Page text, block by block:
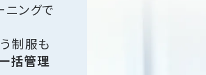
ニングで
制服も
括管理